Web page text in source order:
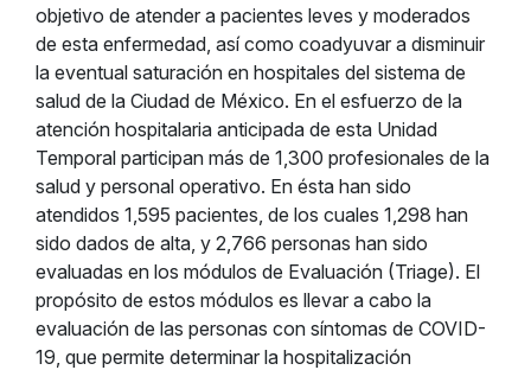
objetivo de atender a pacientes leves y moderados
de esta enfermedad, así como coadyuvar a disminuir
la eventual saturación en hospitales del sistema de
salud de la Ciudad de México. En el esfuerzo de la
atención hospitalaria anticipada de esta Unidad
Temporal participan más de 1,300 profesionales de la
salud y personal operativo. En ésta han sido
atendidos 1,595 pacientes, de los cuales 1,298 han
sido dados de alta, y 2,766 personas han sido
evaluadas en los módulos de Evaluación (Triage). El
propósito de estos módulos es llevar a cabo la
evaluación de las personas con síntomas de COVID-
19, que permite determinar la hospitalización